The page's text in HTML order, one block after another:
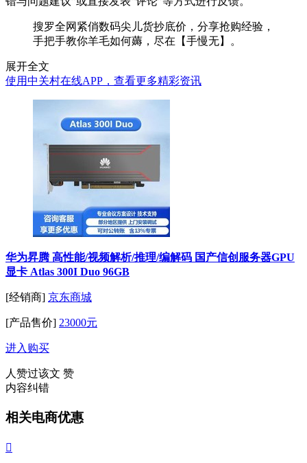
搜罗全网紧俏数码尖儿货抄底价，分享抢购经验，
手把手教你羊毛如何薅，尽在【手慢无】。
展开全文
使用中关村在线APP，查看更多精彩资讯
华为昇腾 高性能/视频解析/推理/编解码 国产信创服务器GPU
显卡 Atlas 300I Duo 96GB
[经销商] 京东商城
[产品售价] 23000元
进入购买
人赞过该文 赞
内容纠错
相关电商优惠
